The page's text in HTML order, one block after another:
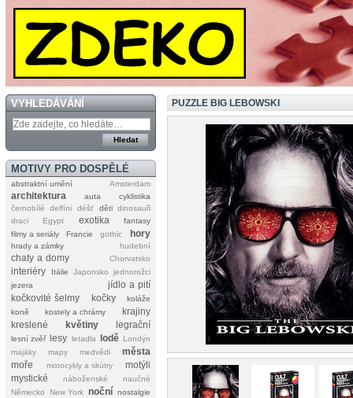
VYHLEDÁVÁNÍ
MOTIVY PRO DOSPĚLÉ
abstraktní umění Amsterdam
architektura auta
cyklistika
černobílé
delfíni déšť děti dinosauři
draci
Egypt exotika
fantasy
filmy a seriály
Francie gothic hory
hrady a zámky hudební
chaty a domy Chorvatsko
interiéry Itálie Japonsko
jednorožci
jezera
jídlo a pití
kočkovité šelmy
kočky
koláže
koně
kostely a chrámy
krajiny
kreslené
květiny legrační
lesní zvěř lesy letadla lodě Londýn
majáky
mapy medvědi
města
moře
motocykly a skútry
motýli
mystické
náboženské
naučné
Německo
New York noční nostalgie
PUZZLE BIG LEBOWSKI